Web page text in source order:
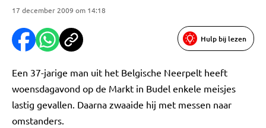
17 december 2009 om 14:18
Hulp bij lezen
Een 37-jarige man uit het Belgische Neerpelt heeft
woensdagavond op de Markt in Budel enkele meisjes
lastig gevallen. Daarna zwaaide hij met messen naar
omstanders.